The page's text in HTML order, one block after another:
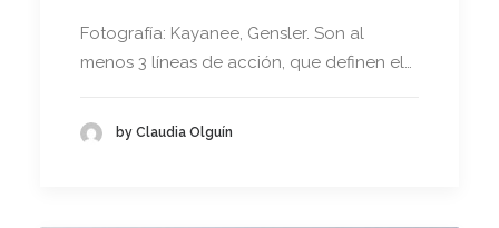
Fotografía: Kayanee, Gensler. Son al
menos 3 líneas de acción, que definen el…
by Claudia Olguín